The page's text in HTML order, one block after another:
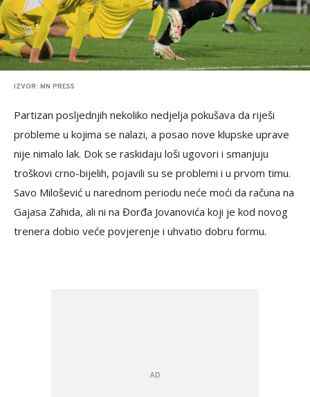
IZVOR: MN PRESS
Partizan posljednjih nekoliko nedjelja pokušava da riješi
probleme u kojima se nalazi, a posao nove klupske uprave
nije nimalo lak. Dok se raskidaju loši ugovori i smanjuju
troškovi crno-bijelih, pojavili su se problemi i u prvom timu.
Savo Milošević u narednom periodu neće moći da računa na
Gajasa Zahida, ali ni na Đorđa Jovanovića koji je kod novog
trenera dobio veće povjerenje i uhvatio dobru formu.